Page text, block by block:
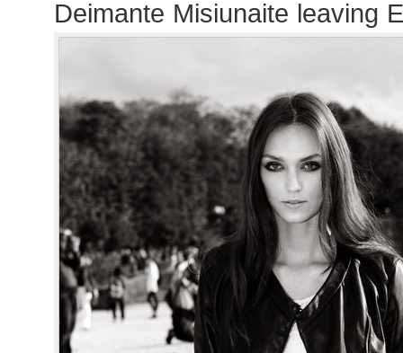
Deimante Misiunaite leaving